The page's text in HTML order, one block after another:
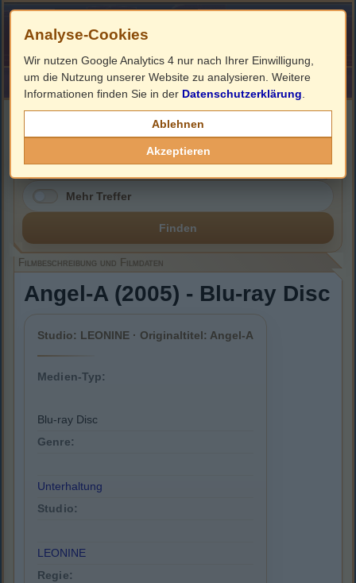
HOME ImpressumLinks
Filmbeschreibung, Cover & Blu-ray Infos
Mehr Treffer
Finden
Filmbeschreibung und Filmdaten
Angel-A (2005) - Blu-ray Disc
Studio: LEONINE · Originaltitel: Angel-A
Medien-Typ:
Blu-ray Disc
Genre:
Unterhaltung
Studio:
LEONINE
Regie:
Analyse-Cookies
Wir nutzen Google Analytics 4 nur nach Ihrer Einwilligung,
um die Nutzung unserer Website zu analysieren. Weitere
Informationen finden Sie in der Datenschutzerklärung
Ablehnen
Akzeptieren